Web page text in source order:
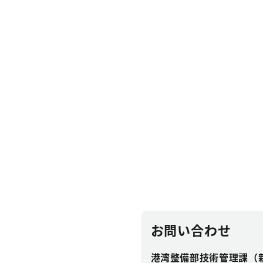
お問い合わせ
港湾整備部技術管理課（